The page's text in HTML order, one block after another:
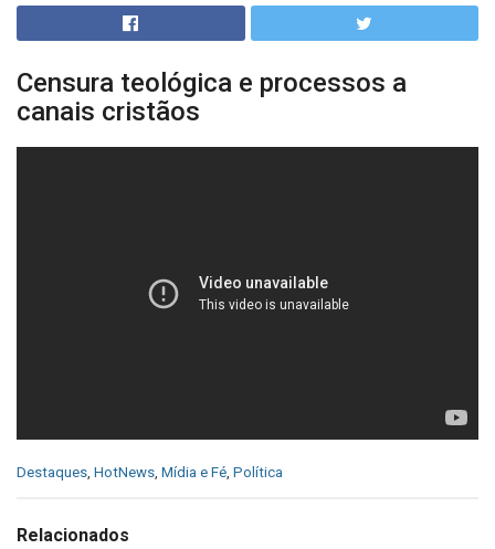
Censura teológica e processos a
canais cristãos
C
e
Destaques HotNews Mídia e Fé Política
Relacionados